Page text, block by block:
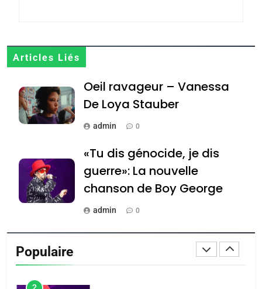
Articles Liés
Oeil ravageur – Vanessa
De Loya Stauber
admin 0
«Tu dis génocide, je dis
guerre»: La nouvelle
chanson de Boy George
admin 0
Tout sur la Nostalgie
Populaire
Zrihen-Dvir
7
Jacques Hadida
JUDAISME
Maroc : Les amandes de
Tafraout, le miel de Tadla
Azilal consacrés produits
du terroir